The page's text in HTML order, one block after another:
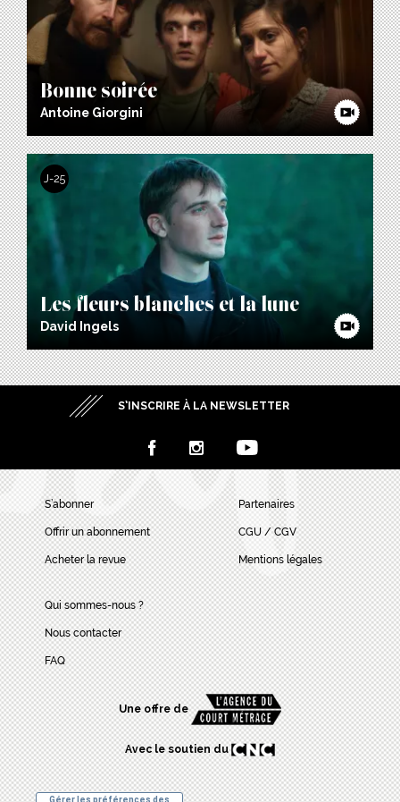
Bonne soirée
Antoine Giorgini
J-25
Les fleurs blanches et la lune
David Ingels
S’INSCRIRE À LA NEWSLETTER
S’abonner
Offrir un abonnement
Acheter la revue
Partenaires
CGU / CGV
Mentions légales
Qui sommes-nous ?
Nous contacter
FAQ
Une offre de
Avec le soutien du
Gérer les préférences des